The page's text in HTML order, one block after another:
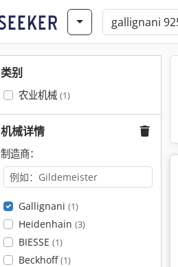
类别
农业机械 (1)
机械详情
制造商：
Gallignani (1)
Heidenhain (3)
BIESSE (1)
Beckhoff(1)